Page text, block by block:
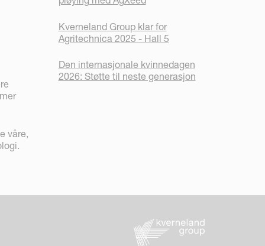
våre,
Kverneland Group klar for
Agritechnica 2025 - Hall 5
Den internasjonale kvinnedagen
2026: Støtte til neste generasjon